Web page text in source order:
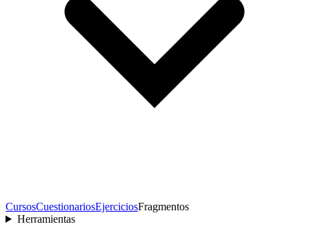
CursosCuestionariosEjerciciosFragmentos
Herramientas